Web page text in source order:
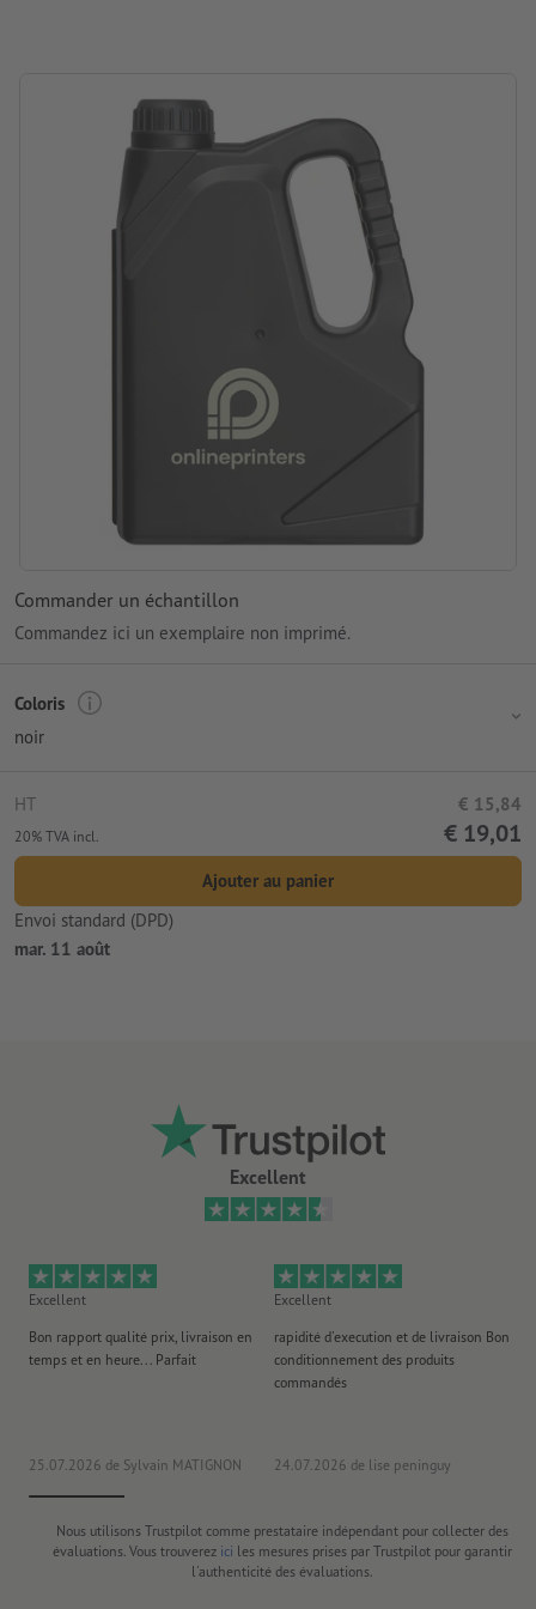
Commander un échantillon
Commandez ici un exemplaire non imprimé.
Coloris
noir
HT € 15,84
20% TVA incl. € 19,01
Ajouter au panier
Envoi standard (DPD)
mar. 11 août
Excellent
Excellent
Bon rapport qualité prix, livraison en
temps et en heure... Parfait
25.07.2026 de Sylvain MATIGNON
Excellent
rapidité d'execution et de livraison Bon
conditionnement des produits
commandés
24.07.2026 de lise peninguy
Nous utilisons Trustpilot comme prestataire indépendant pour collecter des
évaluations. Vous trouverez ici les mesures prises par Trustpilot pour garantir
l'authenticité des évaluations.